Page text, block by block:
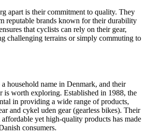
apart is their commitment to quality. They
reputable brands known for their durability
that cyclists can rely on their gear,
challenging terrains or simply commuting to
household name in Denmark, and their
is worth exploring. Established in 1988, the
in providing a wide range of products,
and cykel uden gear (gearless bikes). Their
yet high-quality products has made
consumers.